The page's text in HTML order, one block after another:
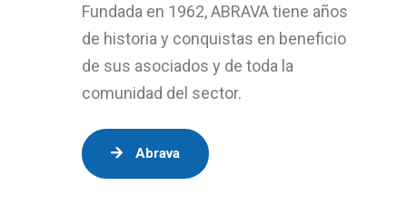
Fundada en 1962, ABRAVA tiene años
de historia y conquistas en beneficio
de sus asociados y de toda la
comunidad del sector.
Abrava